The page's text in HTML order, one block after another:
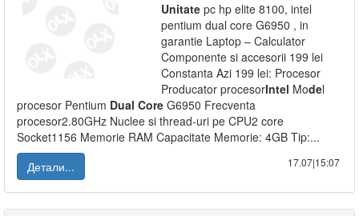
Unitate pc hp elite 8100, intel
pentium dual core G6950 , in
garantie Laptop – Calculator
Componente si accesorii 199 lei
Constanta Azi 199 lei: Procesor
Producator procesorIntel Model
procesor Pentium Dual Core G6950 Frecventa
procesor2.80GHz Nuclee si thread-uri pe CPU2 core
Socket1156 Memorie RAM Capacitate Memorie: 4GB Tip:...
Детали...
17.07|15:07